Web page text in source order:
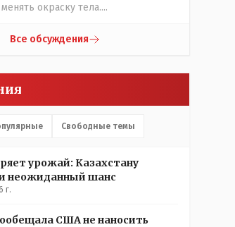
окраску тела....
Все обсуждения
Свободные темы
урожай: Казахстану
неожиданный шанс
г.
США не наносить